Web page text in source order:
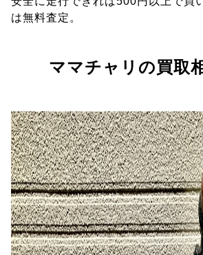
は無料査定。
ママチャリの買取